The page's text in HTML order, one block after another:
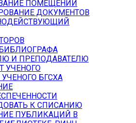
ПОМЕЩЕНИЙ
ДОКУМЕНТОВ
И ПРЕПОДАВАТЕЛЮ
УЧЕНОГО
БГСХА
К СПИСАНИЮ
ПУБЛИКАЦИЙ В